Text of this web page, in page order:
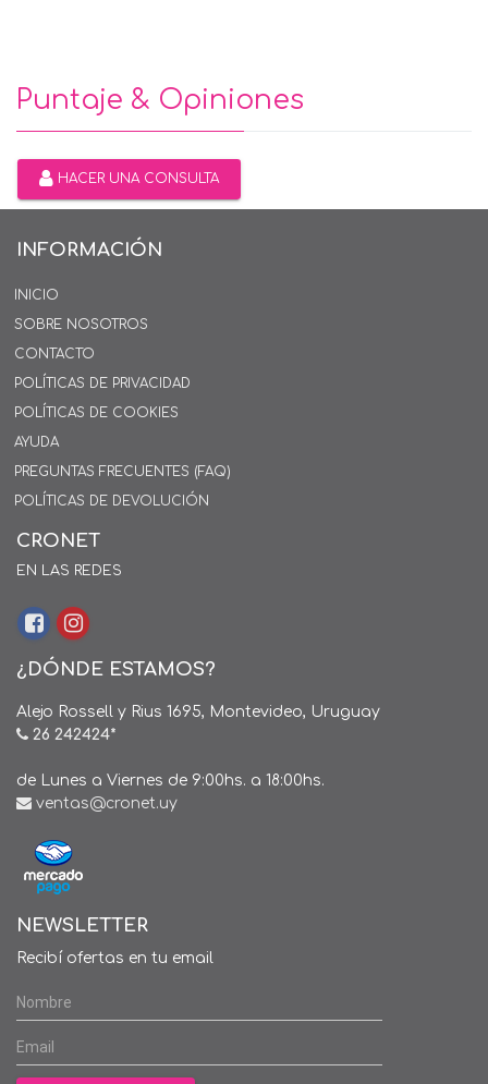
Puntaje & Opiniones
HACER UNA CONSULTA
INFORMACIÓN
INICIO
SOBRE NOSOTROS
CONTACTO
POLÍTICAS DE PRIVACIDAD
POLÍTICAS DE COOKIES
AYUDA
PREGUNTAS FRECUENTES (FAQ)
POLÍTICAS DE DEVOLUCIÓN
CRONET
EN LAS REDES
¿DÓNDE ESTAMOS?
Alejo Rossell y Rius 1695, Montevideo, Uruguay
26 242424*
de Lunes a Viernes de 9:00hs. a 18:00hs.
ventas@cronet.uy
NEWSLETTER
Recibí ofertas en tu email